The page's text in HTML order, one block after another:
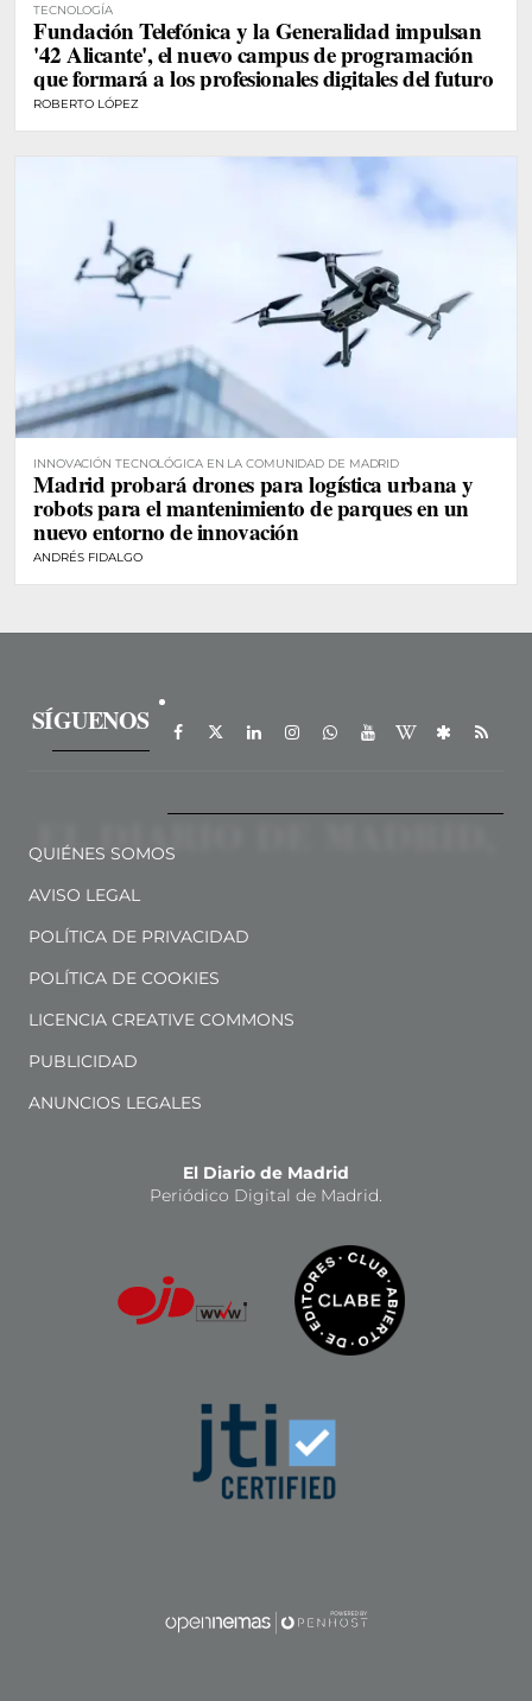
TECNOLOGÍA
Fundación Telefónica y la Generalidad impulsan
'42 Alicante', el nuevo campus de programación
que formará a los profesionales digitales del futuro
ROBERTO LÓPEZ
INNOVACIÓN TECNOLÓGICA EN LA COMUNIDAD DE MADRID
Madrid probará drones para logística urbana y
robots para el mantenimiento de parques en un
nuevo entorno de innovación
ANDRÉS FIDALGO
SÍGUENOS
QUIÉNES SOMOS
AVISO LEGAL
POLÍTICA DE PRIVACIDAD
POLÍTICA DE COOKIES
LICENCIA CREATIVE COMMONS
PUBLICIDAD
ANUNCIOS LEGALES
El Diario de Madrid
Periódico Digital de Madrid.